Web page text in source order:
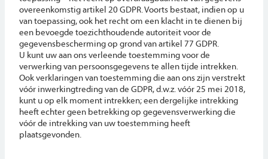
overeenkomstig artikel 20 GDPR. Voorts bestaat, indien op u
van toepassing, ook het recht om een klacht in te dienen bij
een bevoegde toezichthoudende autoriteit voor de
gegevensbescherming op grond van artikel 77 GDPR.
U kunt uw aan ons verleende toestemming voor de
verwerking van persoonsgegevens te allen tijde intrekken.
Ook verklaringen van toestemming die aan ons zijn verstrekt
vóór inwerkingtreding van de GDPR, d.w.z. vóór 25 mei 2018,
kunt u op elk moment intrekken; een dergelijke intrekking
heeft echter geen betrekking op gegevensverwerking die
vóór de intrekking van uw toestemming heeft
plaatsgevonden.